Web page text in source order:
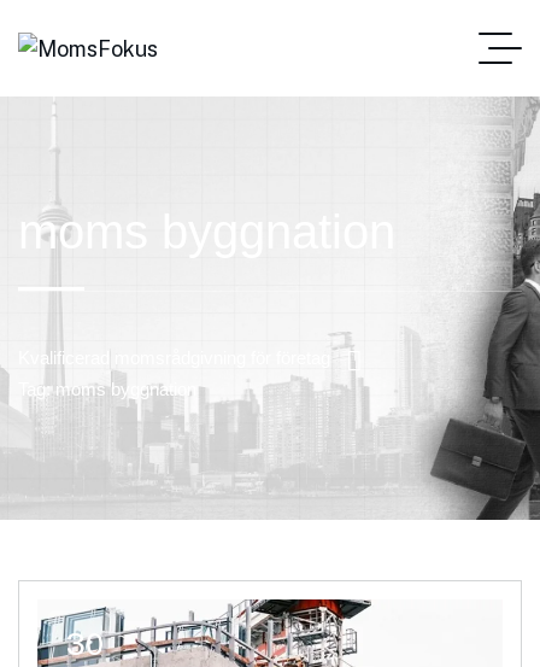
moms byggnation
Kvalificerad momsrådgivning för företag
Tag: moms byggnation
30